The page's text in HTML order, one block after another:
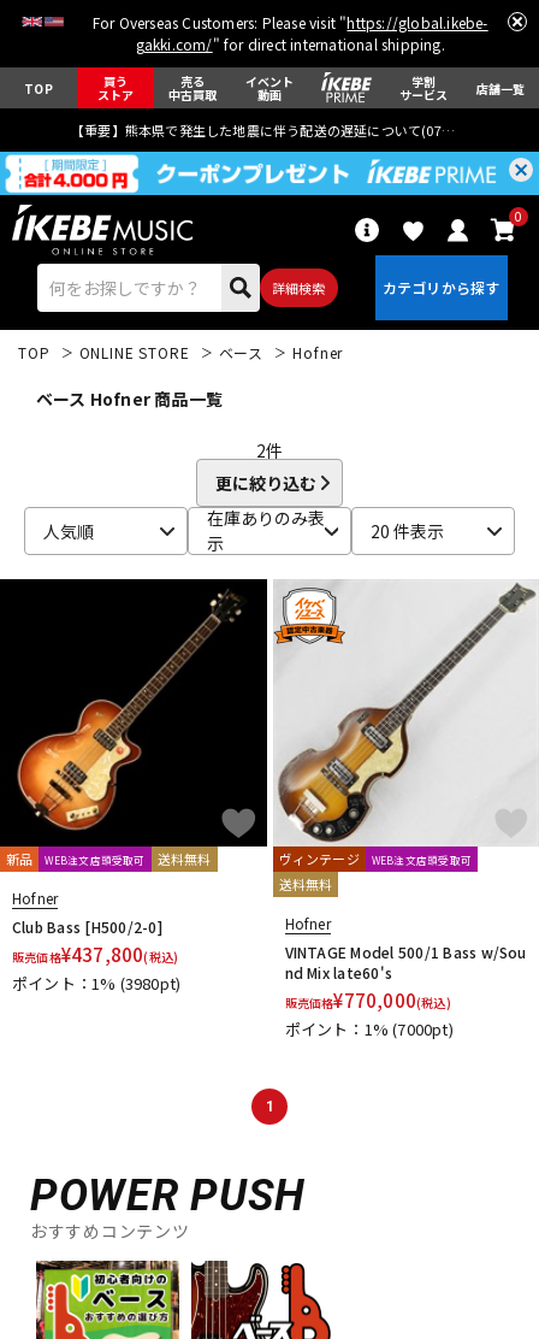
For Overseas Customers: Please visit "https://global.ikebe-
gakki.com/" for direct international shipping.
TOP 買う
ストア
売る
中古買取
イベント
動画
学割
サービス 店舗一覧
【重要】熊本県で発生した地震に伴う配送の遅延について(07月29日
詳細検索
0
ベース ウクレレ
パーカッション
キーボード 電子ピアノ
その他楽器
アンプ
DTM
配信/ライブ機器
中古
TOP ONLINE STORE ベース Hofner
ベース Hofner 商品一覧
2件
更に絞り込む
人気順
在庫ありのみ表
示
20 件表示
新品 WEB注文店頭受取可 送料無料
Hofner
Club Bass [H500/2-0]
販売価格¥437,800(税込)
ポイント：1% (3980pt)
ヴィンテージ WEB注文店頭受取可
送料無料
Hofner
VINTAGE Model 500/1 Bass w/Sou
nd Mix late60's
販売価格¥770,000(税込)
ポイント：1%(7000pt)
1
POWER PUSH
おすすめコンテンツ